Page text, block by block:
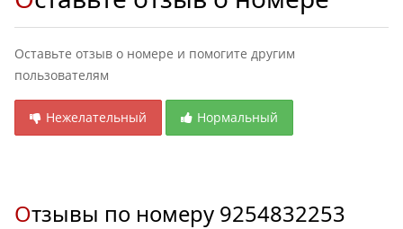
Оставьте отзыв о номере и помогите другим
пользователям
Нежелательный Нормальный
Отзывы по номеру 9254832253